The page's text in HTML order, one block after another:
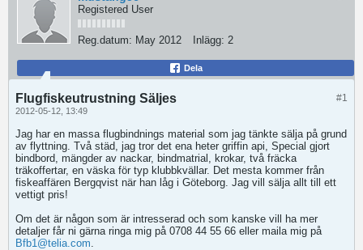
Registered User
Reg.datum: May 2012 Inlägg: 2
Dela
#1
Flugfiskeutrustning Säljes
2012-05-12, 13:49
Jag har en massa flugbindnings material som jag tänkte sälja på grund
av flyttning. Två städ, jag tror det ena heter griffin api, Special gjort
bindbord, mängder av nackar, bindmatrial, krokar, två fräcka
träkoffertar, en väska för typ klubbkvällar. Det mesta kommer från
fiskeaffären Bergqvist när han låg i Göteborg. Jag vill sälja allt till ett
vettigt pris!
Om det är någon som är intresserad och som kanske vill ha mer
detaljer får ni gärna ringa mig på 0708 44 55 66 eller maila mig på
Bfb1@telia.com.